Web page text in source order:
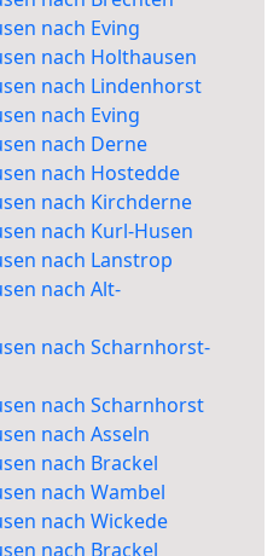
nach Eving
nach Holthausen
nach Lindenhorst
nach Eving
nach Derne
nach Hostedde
nach Kirchderne
nach Kurl-Husen
nach Lanstrop
nach Alt-
nach Scharnhorst-
nach Scharnhorst
nach Asseln
nach Brackel
nach Wambel
nach Wickede
nach Brackel